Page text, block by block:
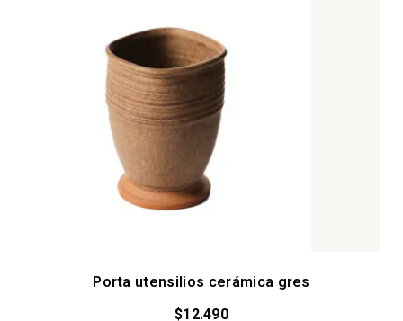
Porta utensilios cerámica gres
$12.490